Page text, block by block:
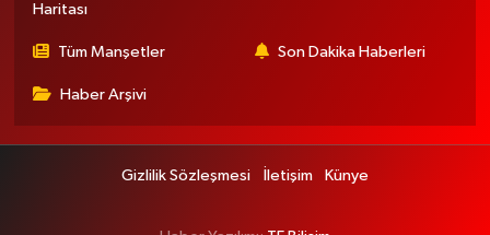
Haritası
Tüm Manşetler Son Dakika Haberleri
Haber Arşivi
Gizlilik Sözleşmesi İletişim Künye